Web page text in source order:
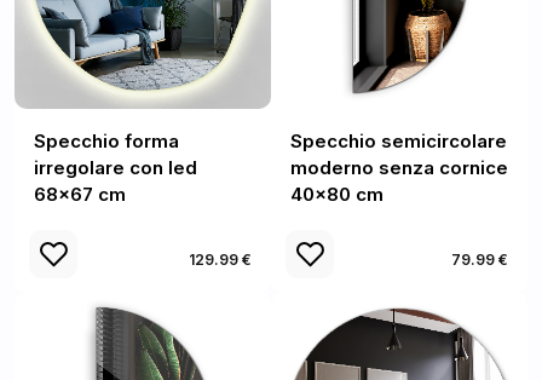
Specchio forma
irregolare con led
68x67 cm
129.99 €
Specchio semicircolare
moderno senza cornice
40x80 cm
79.99 €